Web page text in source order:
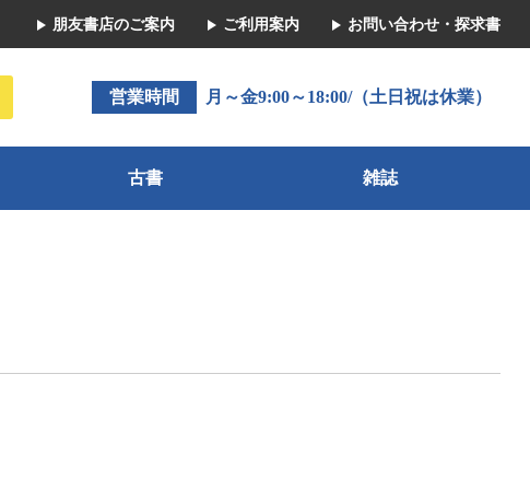
朋友書店のご案内 ご利用案内 お問い合わせ・探求書
営業時間 月～金9:00～18:00/（土日祝は休業）
古書 雑誌